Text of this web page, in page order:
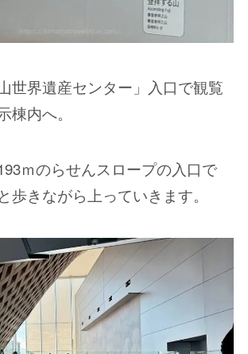
世界遺産センター」入口で観覧
棟内へ。
ｍのらせんスロープの入口で
歩きながら上っていきます。